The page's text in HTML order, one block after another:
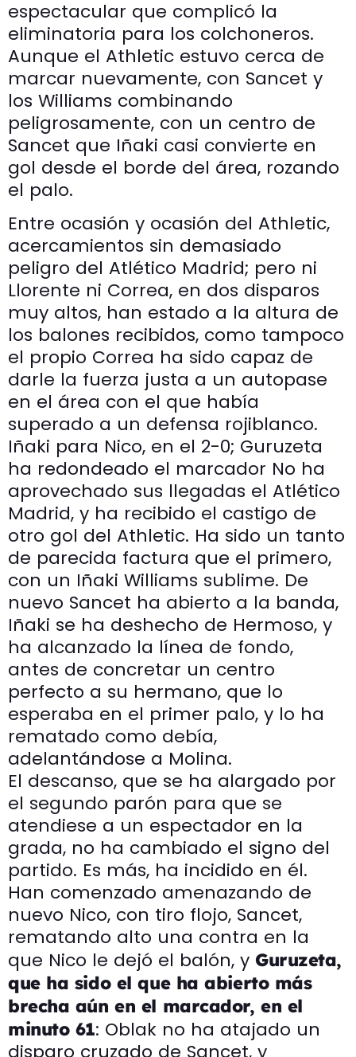
espectacular que complicó la
eliminatoria para los colchoneros.
Aunque el Athletic estuvo cerca de
marcar nuevamente, con Sancet y
los Williams combinando
peligrosamente, con un centro de
Sancet que Iñaki casi convierte en
gol desde el borde del área, rozando
el palo.
Entre ocasión y ocasión del Athletic,
acercamientos sin demasiado
peligro del Atlético Madrid; pero ni
Llorente ni Correa, en dos disparos
muy altos, han estado a la altura de
los balones recibidos, como tampoco
el propio Correa ha sido capaz de
darle la fuerza justa a un autopase
en el área con el que había
superado a un defensa rojiblanco.
Iñaki para Nico, en el 2-0; Guruzeta
ha redondeado el marcador No ha
aprovechado sus llegadas el Atlético
Madrid, y ha recibido el castigo de
otro gol del Athletic. Ha sido un tanto
de parecida factura que el primero,
con un Iñaki Williams sublime. De
nuevo Sancet ha abierto a la banda,
Iñaki se ha deshecho de Hermoso, y
ha alcanzado la línea de fondo,
antes de concretar un centro
perfecto a su hermano, que lo
esperaba en el primer palo, y lo ha
rematado como debía,
adelantándose a Molina.
El descanso, que se ha alargado por
el segundo parón para que se
atendiese a un espectador en la
grada, no ha cambiado el signo del
partido. Es más, ha incidido en él.
Han comenzado amenazando de
nuevo Nico, con tiro flojo, Sancet,
rematando alto una contra en la
que Nico le dejó el balón, y Guruzeta,
que ha sido el que ha abierto más
brecha aún en el marcador, en el
minuto 61: Oblak no ha atajado un
disparo cruzado de Sancet, y